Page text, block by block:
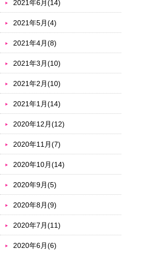
2021年6月(14)
2021年5月(4)
2021年4月(8)
2021年3月(10)
2021年2月(10)
2021年1月(14)
2020年12月(12)
2020年11月(7)
2020年10月(14)
2020年9月(5)
2020年8月(9)
2020年7月(11)
2020年6月(6)